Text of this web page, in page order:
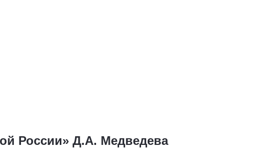
России» Д.А. Медведева